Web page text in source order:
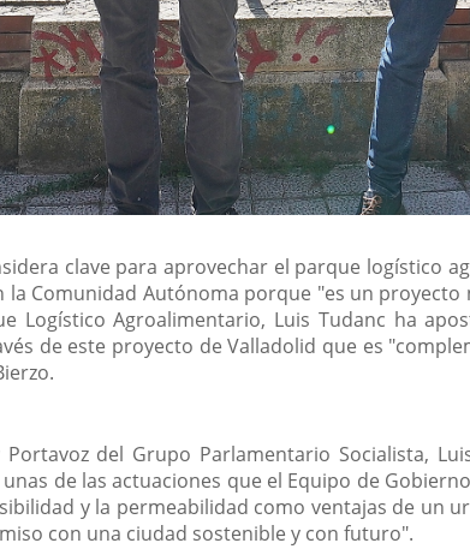
clave para aprovechar el parque logístico
Comunidad Autónoma porque "es un
Logístico Agroalimentario, Luis Tudanc ha
de este proyecto de Valladolid que es
del Grupo Parlamentario Socialista,
de las actuaciones que el Equipo de
y la permeabilidad como ventajas de un
con una ciudad sostenible y con futuro".